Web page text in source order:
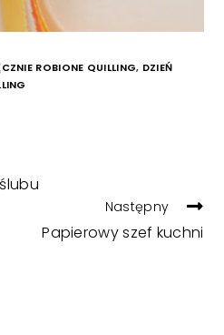
ROBIONE QUILLING, DZIEŃ
Następny
Papierowy szef kuchni